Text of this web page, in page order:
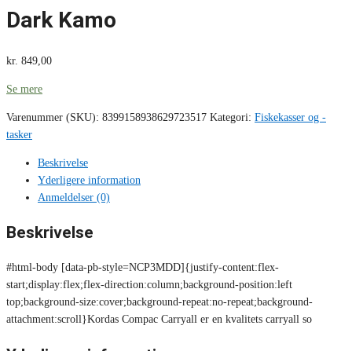
Dark Kamo
kr. 849,00
Se mere
Varenummer (SKU): 8399158938629723517 Kategori: Fiskekasser og -
tasker
Beskrivelse
Yderligere information
Anmeldelser (0)
Beskrivelse
#html-body [data-pb-style=NCP3MDD]{justify-content:flex-
start;display:flex;flex-direction:column;background-position:left
top;background-size:cover;background-repeat:no-repeat;background-
attachment:scroll}Kordas Compac Carryall er en kvalitets carryall so